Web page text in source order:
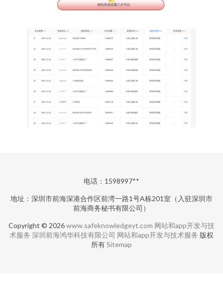
电话：1598997**
地址：深圳市前海深港合作区前湾一路1号A栋201室（入驻深圳市
前海商务秘书有限公司）
Copyright © 2026www.safeknowledgeyt.com 网站和app开发与技
术服务 深圳前海鸿华科技有限公司 网站和app开发与技术服务 版权
所有Sitemap